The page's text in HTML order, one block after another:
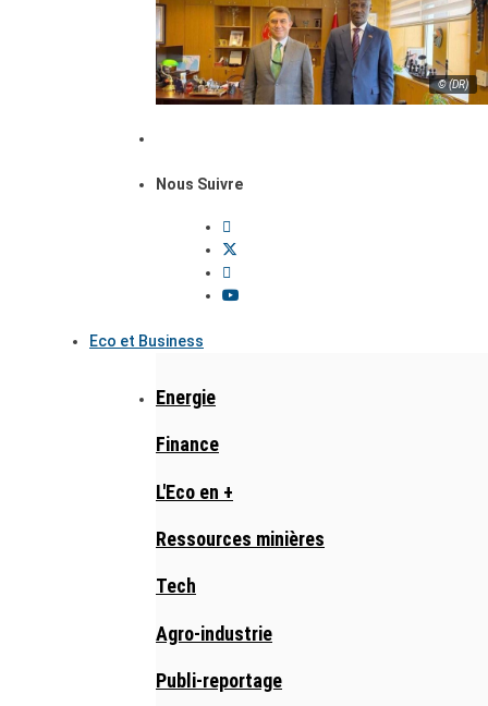
© (DR)
Nous Suivre
Eco et Business
Energie
Finance
L'Eco en +
Ressources minières
Tech
Agro-industrie
Publi-reportage